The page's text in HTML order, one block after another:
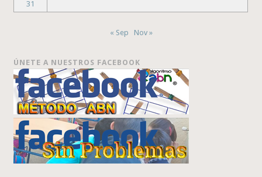
31
« Sep Nov »
ÚNETE A NUESTROS FACEBOOK